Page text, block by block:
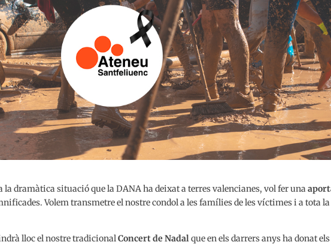
la dramàtica situació que la DANA ha deixat a terres valencianes, vol fer una
Volem transmetre el nostre condol a les famílies de les víctimes i a tota la
lloc el nostre tradicionalConcert de Nadalque en els darrers anys ha donat els